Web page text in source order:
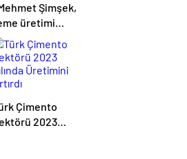
Şimşek,
üretimi
Çimento
2023